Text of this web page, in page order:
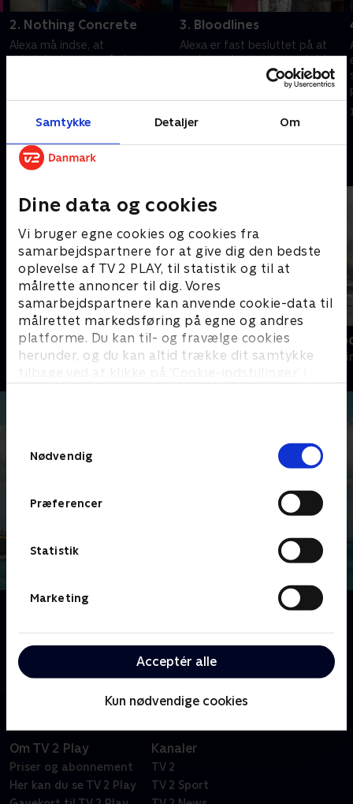
Samtykke Detaljer Om
Dine data og cookies
Vi bruger egne cookies og cookies fra
samarbejdspartnere for at give dig den bedste
oplevelse af TV 2 PLAY, til statistik og til at
målrette annoncer til dig. Vores
samarbejdspartnere kan anvende cookie-data til
målrettet markedsføring på egne og andres
platforme. Du kan til- og fravælge cookies
herunder, og du kan altid trække dit samtykke
tilbage ved at klikke på ’Cookie-indstillinger’ i
Nødvendig
Præferencer
Statistik
Marketing
Acceptér alle
Kun nødvendige cookies
2. Nothing Concrete
Alexa må indse, at
virkeligheden overgår fantasien
3. Bloodlines
Alexa er fast besluttet på at
bevise en hesteavlers uskyld,
efter hans afsatte avlsdyr
pludselig dør. Hun opsøger
stutteriet, hvor
hemmelighederne titter frem.
Andre så også
Mord på Mallorca
Krimi & Spænding • 2 sæsoner
Mord i
Krimi &
Auckland, New Zealand. Følg med, når hun igen
opklarer mørke og medrivende mordmysterier.
Om TV 2 Play
Priser og abonnement
Her kan du se TV 2 Play
Kanaler
TV 2
TV 2 Sport